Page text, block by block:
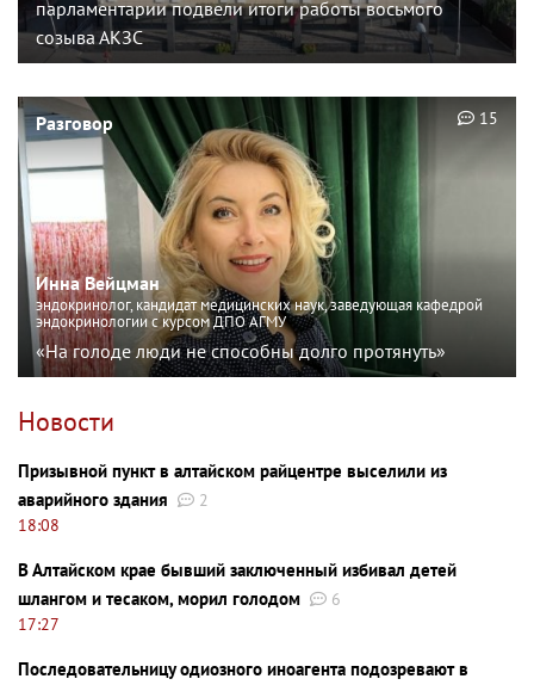
парламентарии подвели итоги работы восьмого
созыва АКЗС
Разговор
Инна Вейцман
эндокринолог, кандидат медицинских наук, заведующая кафедрой
эндокринологии с курсом ДПО АГМУ
«На голоде люди не способны долго протянуть»
15
Новости
Призывной пункт в алтайском райцентре выселили из
аварийного здания
2
18:08
В Алтайском крае бывший заключенный избивал детей
шлангом и тесаком, морил голодом
6
17:27
Последовательницу одиозного иноагента подозревают в